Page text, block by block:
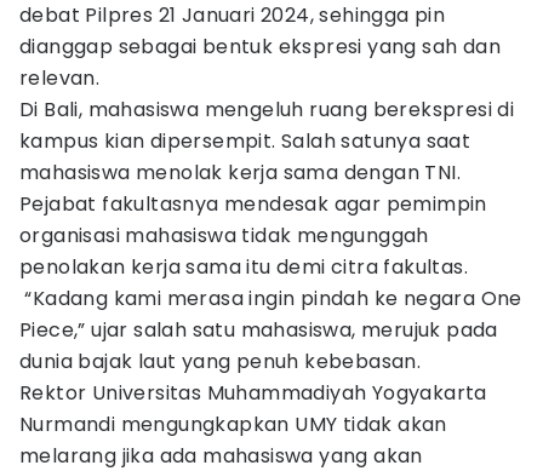
debat Pilpres 21 Januari 2024, sehingga pin
dianggap sebagai bentuk ekspresi yang sah dan
relevan.
Di Bali, mahasiswa mengeluh ruang berekspresi di
kampus kian dipersempit. Salah satunya saat
mahasiswa menolak kerja sama dengan TNI.
Pejabat fakultasnya mendesak agar pemimpin
organisasi mahasiswa tidak mengunggah
penolakan kerja sama itu demi citra fakultas.
“Kadang kami merasa ingin pindah ke negara One
Piece,” ujar salah satu mahasiswa, merujuk pada
dunia bajak laut yang penuh kebebasan.
Rektor Universitas Muhammadiyah Yogyakarta
Nurmandi mengungkapkan UMY tidak akan
melarang jika ada mahasiswa yang akan